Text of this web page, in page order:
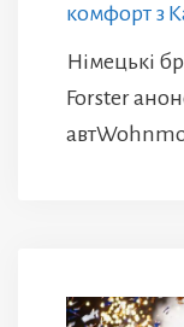
комфорт з
Німецькі
Forster